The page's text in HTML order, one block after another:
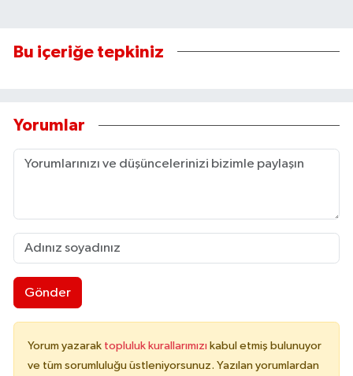
Bu içeriğe tepkiniz
Yorumlar
Gönder
Yorum yazarak topluluk kurallarımızı kabul etmiş bulunuyor
ve tüm sorumluluğu üstleniyorsunuz. Yazılan yorumlardan